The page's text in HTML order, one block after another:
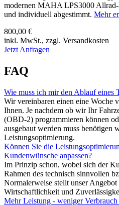
modernen MAHA LPS3000
und individuell abgestimmt. Mehr
800,00 €
inkl. MwSt., zzgl. Versandkosten
Jetzt Anfragen
FAQ
Wie muss ich mir den Ablauf eines
Wir vereinbaren einen eine Woche
Ihnen. Je nachdem ob wir Ihr
(OBD-2) programmieren können
ausgebaut werden muss benötigen
Leistungsoptimierung.
Können Sie die
Kundenwünsche anpassen?
Im Prinzip schon, wobei sich der
Rahmen des technisch sinnvollen
Normalerweise stellt unser
Wirtschaftlichkeit und
Mehr Leistung - weniger